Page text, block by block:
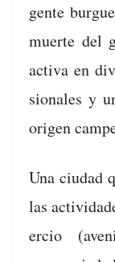
gente
muerte del
acti­va en
sion­ales y
ori­gen
Una ciu­dad
las
er­cio